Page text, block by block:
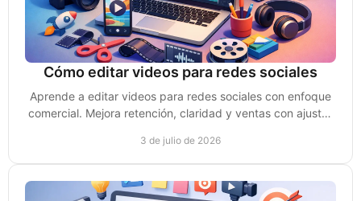
Cómo editar videos para redes sociales
Aprende a editar videos para redes sociales con enfoque
comercial. Mejora retención, claridad y ventas con ajustes
3 de julio de 2026